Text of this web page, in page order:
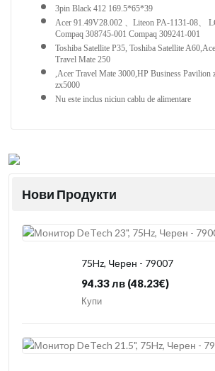
3pin Black 412 169.5*65*39
Acer 91.49V28.002 、Liteon PA-1131-08、
Compaq 308745-001 Compaq 309241-001
Toshiba Satellite P35, Toshiba Satellite
Travel Mate 250
,Acer Travel Mate 3000,HP Business Pavilion
zx5000
Nu este inclus niciun cablu de alimentare
Нови Продукти
75Hz, Черен - 79007
94.33 лв (48.23€)
Купи